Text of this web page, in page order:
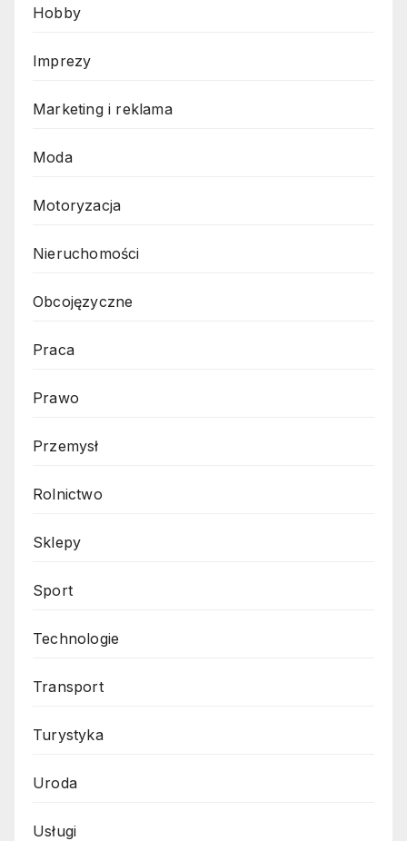
Hobby
Imprezy
Marketing i reklama
Moda
Motoryzacja
Nieruchomości
Obcojęzyczne
Praca
Prawo
Przemysł
Rolnictwo
Sklepy
Sport
Technologie
Transport
Turystyka
Uroda
Usługi